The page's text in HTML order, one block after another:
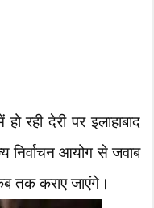
रही देरी पर इलाहाबाद
निर्वाचन आयोग से जवाब
तक कराए जाएंगे।